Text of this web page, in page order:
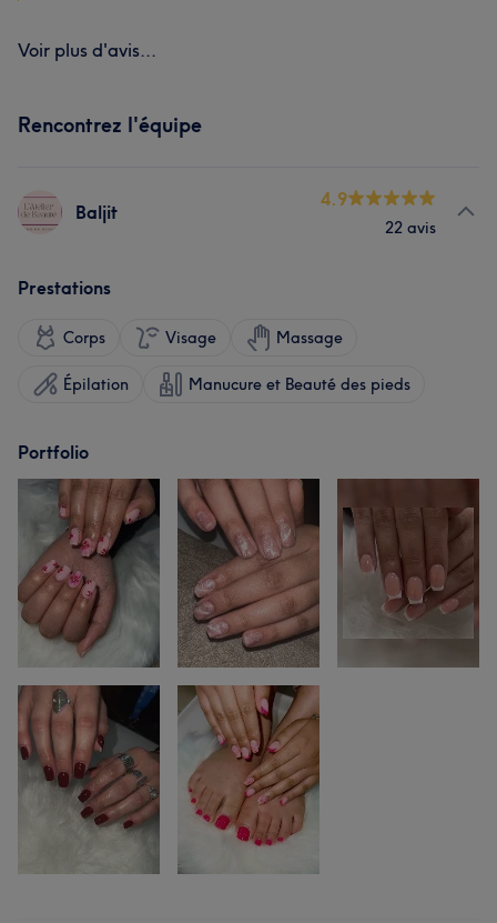
Voir plus d'avis...
Rencontrez l'équipe
Baljit
4.9
22 avis
Prestations
Corps Visage Massage
Épilation Manucure et Beauté des pieds
Portfolio